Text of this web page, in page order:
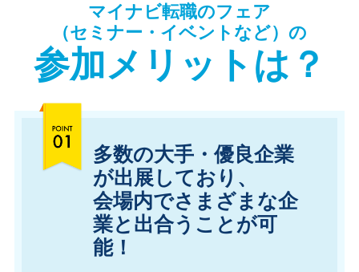
マイナビ転職のフェア
（セミナー・イベントなど）の
参加メリットは？
多数の大手・優良企業
が出展しており、
会場内でさまざまな企
業と出合うことが可
能！